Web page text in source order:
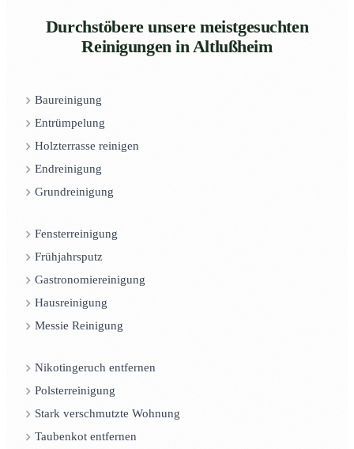
Durchstöbere unsere meistgesuchten
Reinigungen in Altlußheim
Baureinigung
Entrümpelung
Holzterrasse reinigen
Endreinigung
Grundreinigung
Fensterreinigung
Frühjahrsputz
Gastronomiereinigung
Hausreinigung
Messie Reinigung
Nikotingeruch entfernen
Polsterreinigung
Stark verschmutzte Wohnung
Taubenkot entfernen